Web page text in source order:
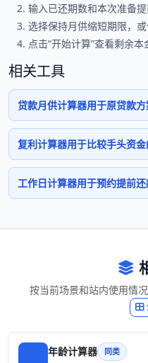
输入已还期数和本次准备提
选择保持月供缩短期限，或
点击“开始计算”查看剩余本
相关工具
贷款月供计算器用于原贷款
复利计算器用于比较手头资
工作日计算器用于预约提前
按当前场景和站内使用情
年龄计算器 同类